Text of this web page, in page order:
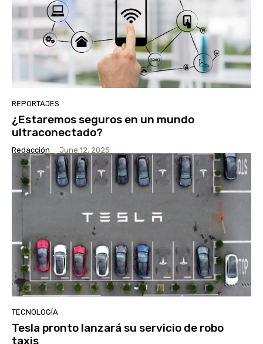
REPORTAJES
¿Estaremos seguros en un mundo
ultraconectado?
Redacción - June 12, 2025
TECNOLOGÍA
Tesla pronto lanzará su servicio de robo
taxis